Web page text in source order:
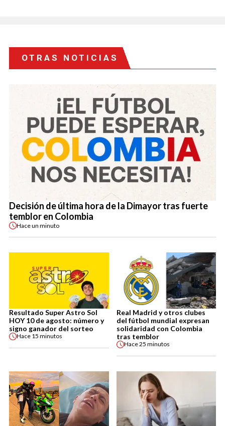
OTRAS NOTICIAS
Decisión de última hora de la Dimayor tras fuerte
temblor en Colombia
Haceun minuto
Resultado Super Astro Sol
HOY 10 de agosto: número y
signo ganador del sorteo
Hace 15 minutos
Real Madrid y otros clubes
del fútbol mundial expresan
solidaridad con Colombia
tras temblor
Hace25 minutos